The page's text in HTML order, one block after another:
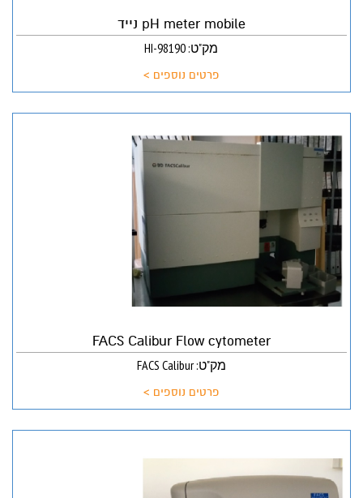
pH meter mobile נייד
מק"ט: HI-98190
פרטים נוספים >
FACS Calibur Flow cytometer
מק"ט: FACS Calibur
פרטים נוספים >